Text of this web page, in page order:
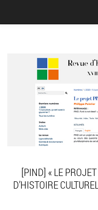
Aller
[PIND] « LE
D’HISTOIRE